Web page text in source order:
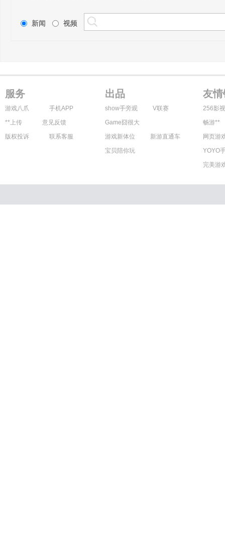
新闻 视频
服务
游戏八爪
手机APP
**上传
意见反馈
版权投诉
联系客服
出品
show手旁观
V联赛
Game囧很大
游戏新体位
新游直通车
宝贝陪你玩
友
256影视
畅游**
网页游
YOYO
完美游